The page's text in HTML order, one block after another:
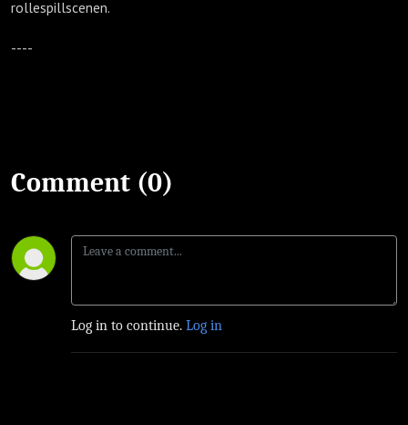
rollespillscenen.
----
Comment (0)
Log in to continue. Log in